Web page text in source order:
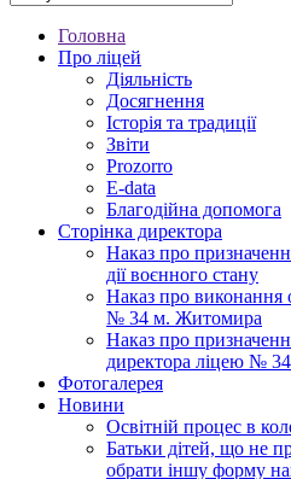
Головна
Про ліцей
Діяльність
Досягнення
Історія та традиції
Звіти
Prozorro
E-data
Благодійна допомога
Сторінка директора
Наказ про
дії воєнного стану
Наказ про виконання
№ 34 м. Житомира
Наказ про
директора ліцею № 34
Фотогалерея
Новини
Освітній процес в
Батьки дітей, що не
обрати іншу форму